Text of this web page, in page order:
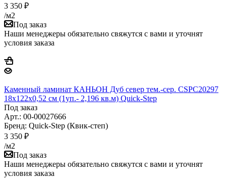
3 350 ₽
/м2
Под заказ
Наши менеджеры обязательно свяжутся с вами и уточнят
условия заказа
Каменный ламинат КАНЬОН Дуб север тем.-сер. CSPC20297
18х122х0,52 см (1уп.- 2,196 кв.м) Quick-Step
Под заказ
Арт.: 00-00027666
Бренд: Quick-Step (Квик-степ)
3 350 ₽
/м2
Под заказ
Наши менеджеры обязательно свяжутся с вами и уточнят
условия заказа